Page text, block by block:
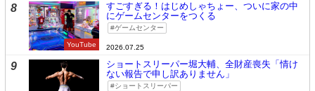
8
YouTube
すごすぎる！はじめしゃちょー、ついに家の中
にゲームセンターをつくる
ゲームセンター
2026.07.25
9
ショートスリーパー堀大輔、全財産喪失「情け
ない報告で申し訳ありません」
ショートスリーパー